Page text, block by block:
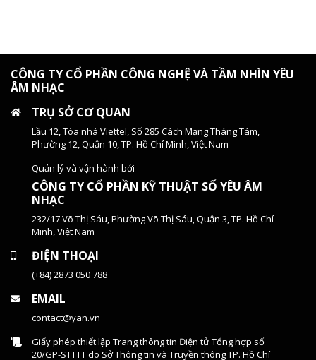
CÔNG TY CỔ PHẦN CÔNG NGHỆ VÀ TẦM NHÌN YÊU
ÂM NHẠC
TRỤ SỞ CƠ QUAN
Lầu 12, Tòa nhà Viettel, Số 285 Cách Mạng Tháng Tám,
Phường 12, Quận 10, TP. Hồ Chí Minh, Việt Nam
Quản lý và vận hành bởi
CÔNG TY CỔ PHẦN KỸ THUẬT SỐ YÊU ÂM
NHẠC
232/17 Võ Thị Sáu, Phường Võ Thị Sáu, Quận 3, TP. Hồ Chí
Minh, Việt Nam
ĐIỆN THOẠI
(+84) 2873 050 788
EMAIL
contact@yan.vn
Giấy phép thiết lập Trang thông tin Điện tử Tổng hợp số
20/GP-STTTT do Sở Thông tin và Truyền thông TP. Hồ Chí